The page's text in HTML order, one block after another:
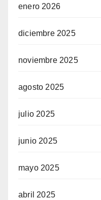
enero 2026
diciembre 2025
noviembre 2025
agosto 2025
julio 2025
junio 2025
mayo 2025
abril 2025